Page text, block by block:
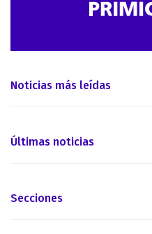
Noticias más leídas
Últimas noticias
Secciones